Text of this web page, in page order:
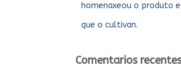
homenaxeou o produto
que o cultivan.
Comentarios recentes